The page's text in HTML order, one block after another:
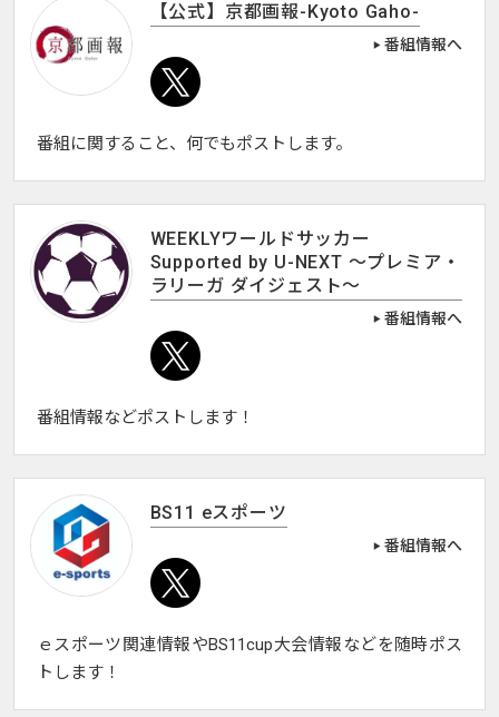
【公式】京都画報-Kyoto Gaho-
番組情報へ
番組に関すること、何でもポストします。
WEEKLYワールドサッカー
Supported by U-NEXT ～プレミア・
ラリーガ ダイジェスト～
番組情報へ
番組情報などポストします！
BS11 eスポーツ
番組情報へ
ｅスポーツ関連情報やBS11cup大会情報などを随時ポス
トします！